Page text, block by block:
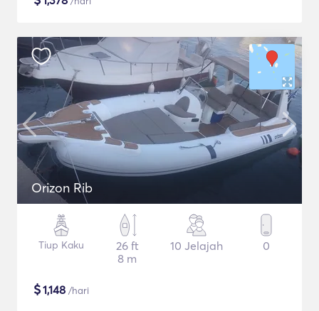
Orizon Rib
Tiup Kaku
26 ft
8 m
10 Jelajah 0
$1,148 /hari